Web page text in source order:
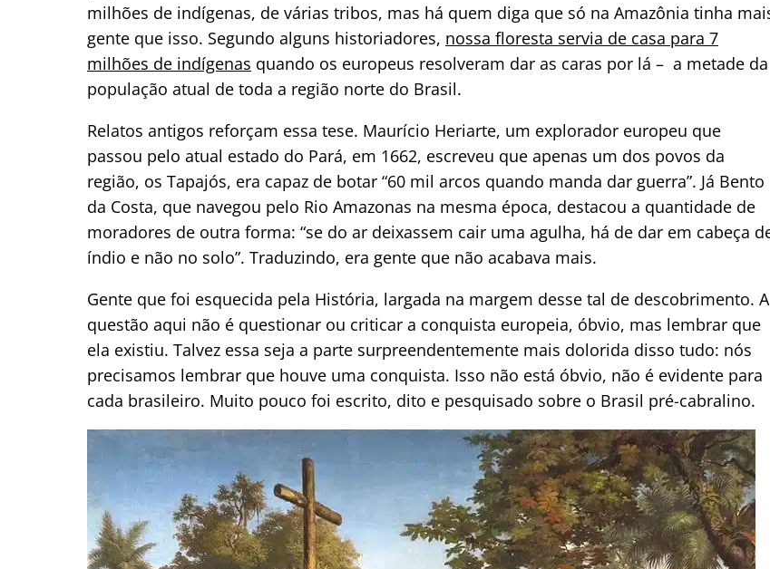
milhões de indígenas, de várias tribos, mas há quem diga que só na Amazônia tinha
gente que isso. Segundo alguns historiadores, nossa floresta servia de casa para 7
milhões de indígenas quando os europeus resolveram dar as caras por lá – a metade da
população atual de toda a região norte do Brasil.
Relatos antigos reforçam essa tese. Maurício Heriarte, um explorador europeu que
passou pelo atual estado do Pará, em 1662, escreveu que apenas um dos povos da
região, os Tapajós, era capaz de botar “60 mil arcos quando manda dar guerra”. Já Bento
da Costa, que navegou pelo Rio Amazonas na mesma época, destacou a quantidade de
moradores de outra forma: “se do ar deixassem cair uma agulha, há de dar em cabeça
índio e não no solo”. Traduzindo, era gente que não acabava mais.
Gente que foi esquecida pela História, largada na margem desse tal de descobrimento. A
questão aqui não é questionar ou criticar a conquista europeia, óbvio, mas lembrar que
ela existiu. Talvez essa seja a parte surpreendentemente mais dolorida disso tudo: nós
precisamos lembrar que houve uma conquista. Isso não está óbvio, não é evidente para
cada brasileiro. Muito pouco foi escrito, dito e pesquisado sobre o Brasil pré-cabralino.